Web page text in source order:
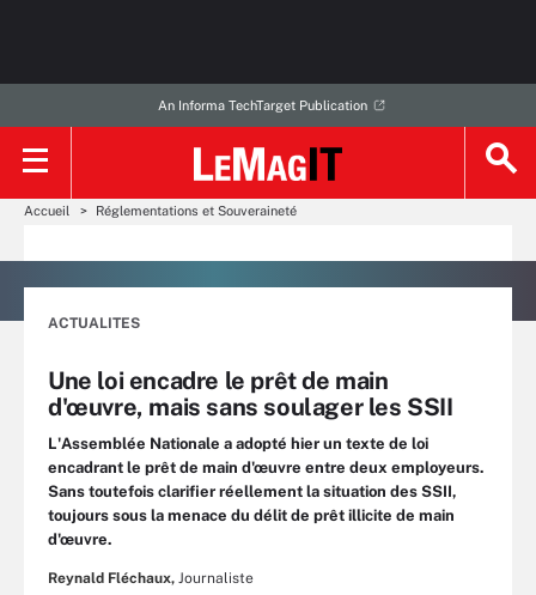
An Informa TechTarget Publication
Accueil Réglementations et Souveraineté
ACTUALITES
Une loi encadre le prêt de main
d'œuvre, mais sans soulager les SSII
L'Assemblée Nationale a adopté hier un texte de loi
encadrant le prêt de main d'œuvre entre deux employeurs.
Sans toutefois clarifier réellement la situation des SSII,
toujours sous la menace du délit de prêt illicite de main
d'œuvre.
Reynald Fléchaux, Journaliste